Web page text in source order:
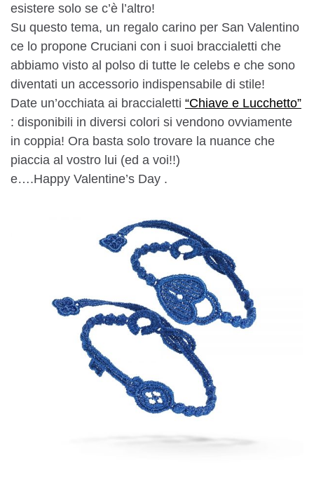
esistere solo se c’è l’altro!
Su questo tema, un regalo carino per San Valentino
ce lo propone Cruciani con i suoi braccialetti che
abbiamo visto al polso di tutte le celebs e che sono
diventati un accessorio indispensabile di stile!
Date un’occhiata ai braccialetti “Chiave e Lucchetto”
: disponibili in diversi colori si vendono ovviamente
in coppia! Ora basta solo trovare la nuance che
piaccia al vostro lui (ed a voi!!)
e….Happy Valentine’s Day .